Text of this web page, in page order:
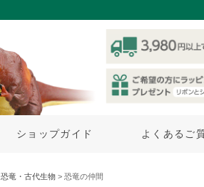
ショップガイド よくあるご
恐竜・古代生物 > 恐竜の仲間